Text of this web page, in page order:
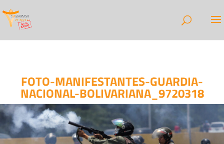
FOTO-MANIFESTANTES-GUARDIA-
NACIONAL-BOLIVARIANA_9720318